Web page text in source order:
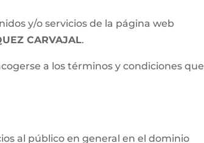
y/o servicios de la página web
CARVAJAL.
a los términos y condiciones que
al público en general en el dominio